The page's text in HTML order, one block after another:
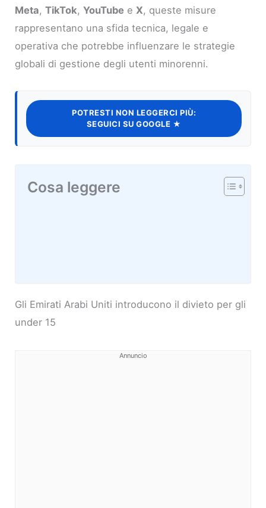
Meta,TikTok,YouTube eX, queste misure
rappresentano una sfida tecnica, legale e
operativa che potrebbe influenzare le strategie
globali di gestione degli utenti minorenni.
POTRESTI NON LEGGERCI PIÙ:
SEGUICI SU GOOGLE ★
Cosa leggere
Gli Emirati Arabi Uniti introducono il divieto per gli
under 15
Annuncio